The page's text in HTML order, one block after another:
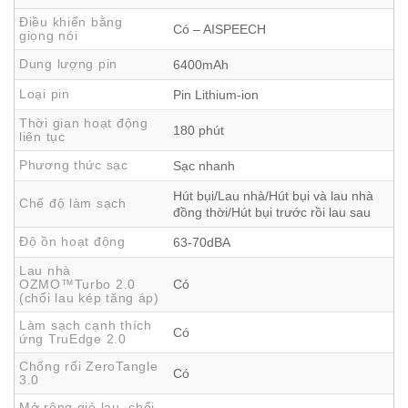
9 Tự động nâng giẻ lau khi gặp thảm
10 TrueMapping 2.0 – Lập bản đồ siêu nhanh
11 TrueDetect 3D – Tránh vật cản chính xác
12 Điều khiển thông minh bằng giọng nói
Pin 6400mAh – Làm sạch liên tục 180 phút
14 Kết luận
Thiết kế siêu mỏng 81mm – Làm sạch
Điều khiển bằng
giọng nói
Có – AISPEECH
Dung lượng pin
6400mAh
Loại pin
Pin Lithium-ion
Thời gian hoạt động
liên tục
180 phút
Phương thức sạc Sạc nhanh
Chế độ làm sạch
Hút bụi/Lau nhà/Hút bụi và lau nhà
đồng thời/Hút bụi trước rồi lau sau
Độ ồn hoạt động
63-70dBA
Lau nhà
OZMO™Turbo 2.0
(chổi lau kép tăng áp)
Có
Làm sạch cạnh thích
ứng TruEdge 2.0
Có
Chống rối ZeroTangle
3.0
Có